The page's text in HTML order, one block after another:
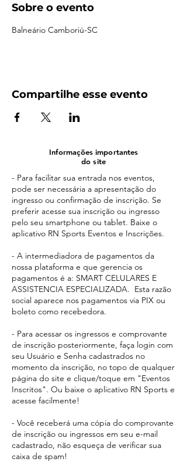
Sobre o evento
Balneário Camboriú-SC
Compartilhe esse evento
Informações importantes
do site
- Para facilitar sua entrada nos eventos,
pode ser necessária a apresentação do
ingresso ou confirmação de inscrição. Se
preferir acesse sua inscrição ou ingresso
pelo seu smartphone ou tablet. Baixe o
aplicativo RN Sports Eventos e Inscrições.
- A intermediadora de pagamentos da
nossa plataforma e que gerencia os
pagamentos é a: SMART CELULARES E
ASSISTENCIA ESPECIALIZADA. Esta razão
social aparece nos pagamentos via PIX ou
boleto como recebedora.​
- Para acessar os ingressos e comprovante
de inscrição posteriormente, faça login com
seu Usuário e Senha cadastrados no
momento da inscrição, no topo de qualquer
página do site e clique/toque em "Eventos
Inscritos". Ou baixe o aplicativo RN Sports e
acesse facilmente!
- Você receberá uma cópia do comprovante
de inscrição ou ingressos em seu e-mail
cadastrado, não esqueça de verificar sua
caixa de spam!